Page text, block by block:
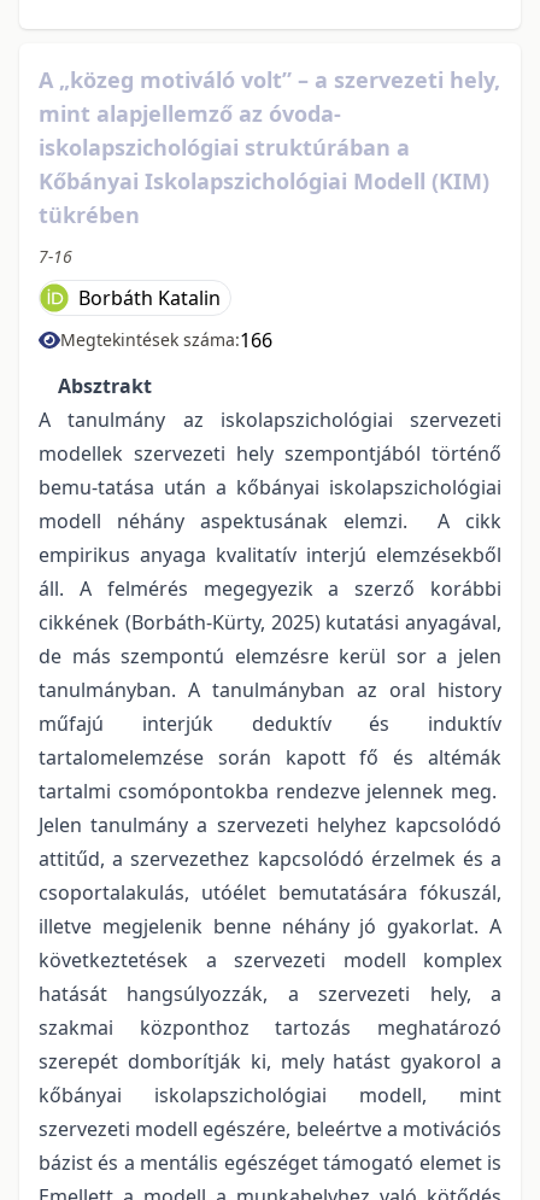
A „közeg motiváló volt” – a szervezeti hely,
mint alapjellemző az óvoda-
iskolapszichológiai struktúrában a
Kőbányai Iskolapszichológiai Modell (KIM)
tükrében
7-16
Borbáth Katalin
Megtekintések száma:166
Absztrakt
A tanulmány az iskolapszichológiai szervezeti
modellek szervezeti hely szempontjából történő
bemu-tatása után a kőbányai iskolapszichológiai
modell néhány aspektusának elemzi. A cikk
empirikus anyaga kvalitatív interjú elemzésekből
áll. A felmérés megegyezik a szerző korábbi
cikkének (Borbáth-Kürty, 2025) kutatási anyagával,
de más szempontú elemzésre kerül sor a jelen
tanulmányban. A tanulmányban az oral history
műfajú interjúk deduktív és induktív
tartalomelemzése során kapott fő és altémák
tartalmi csomópontokba rendezve jelennek meg.
Jelen tanulmány a szervezeti helyhez kapcsolódó
attitűd, a szervezethez kapcsolódó érzelmek és a
csoportalakulás, utóélet bemutatására fókuszál,
illetve megjelenik benne néhány jó gyakorlat. A
következtetések a szervezeti modell komplex
hatását hangsúlyozzák, a szervezeti hely, a
szakmai központhoz tartozás meghatározó
szerepét domborítják ki, mely hatást gyakorol a
kőbányai iskolapszichológiai modell, mint
szervezeti modell egészére, beleértve a motivációs
bázist és a mentális egészéget támogató elemet is